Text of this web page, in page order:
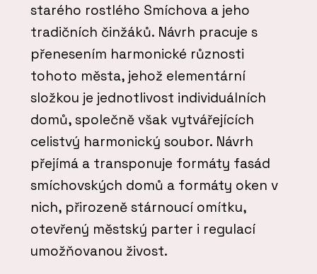
starého rostlého Smíchova a jeho
tradičních činžáků. Návrh pracuje s
přenesením harmonické různosti
tohoto města, jehož elementární
složkou je jednotlivost individuálních
domů, společně však vytvářejících
celistvý harmonický soubor. Návrh
přejímá a transponuje formáty fasád
smíchovských domů a formáty oken v
nich, přirozeně stárnoucí omítku,
otevřený městský parter i regulací
umožňovanou živost.